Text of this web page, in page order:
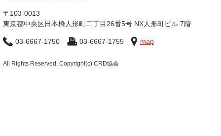
〒103-0013
東京都中央区日本橋人形町二丁目26番5号 NX人形町ビル 7階
03-6667-1750 03-6667-1755 map
All Rights Reserved, Copyright(c) CRD協会